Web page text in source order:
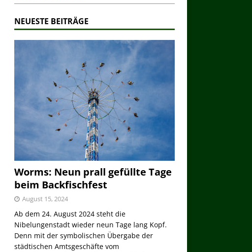
NEUESTE BEITRÄGE
Worms: Neun prall gefüllte Tage
beim Backfischfest
August 15, 2024
Ab dem 24. August 2024 steht die
Nibelungenstadt wieder neun Tage lang Kopf.
Denn mit der symbolischen Übergabe der
städtischen Amtsgeschäfte vom